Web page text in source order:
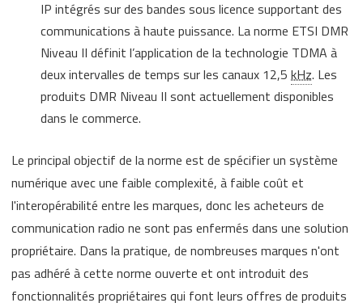
IP intégrés sur des bandes sous licence supportant des
communications à haute puissance. La norme ETSI DMR
Niveau II définit l’application de la technologie TDMA à
deux intervalles de temps sur les canaux 12,5 kHz. Les
produits DMR Niveau II sont actuellement disponibles
dans le commerce.
Le principal objectif de la norme est de spécifier un système
numérique avec une faible complexité, à faible coût et
l'interopérabilité entre les marques, donc les acheteurs de
communication radio ne sont pas enfermés dans une solution
propriétaire. Dans la pratique, de nombreuses marques n'ont
pas adhéré à cette norme ouverte et ont introduit des
fonctionnalités propriétaires qui font leurs offres de produits